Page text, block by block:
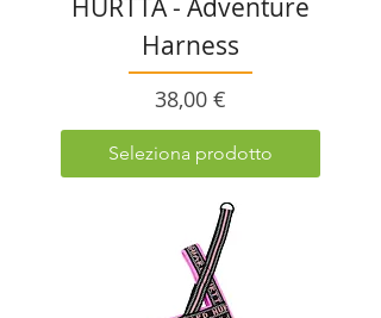
HURTTA - Adventure
Harness
Prezzo
38,00 €
Seleziona prodotto